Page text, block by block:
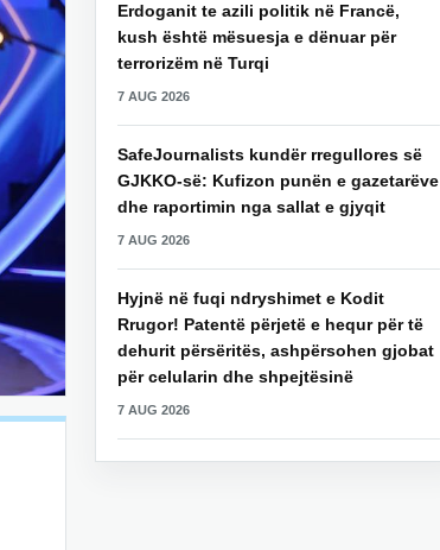
Erdoganit te azili politik në Francë,
kush është mësuesja e dënuar për
terrorizëm në Turqi
7 AUG 2026
SafeJournalists kundër rregullores së
GJKKO-së: Kufizon punën e gazetarëve
dhe raportimin nga sallat e gjyqit
7 AUG 2026
Hyjnë në fuqi ndryshimet e Kodit
Rrugor! Patentë përjetë e hequr për të
dehurit përsëritës, ashpërsohen gjobat
për celularin dhe shpejtësinë
7 AUG 2026